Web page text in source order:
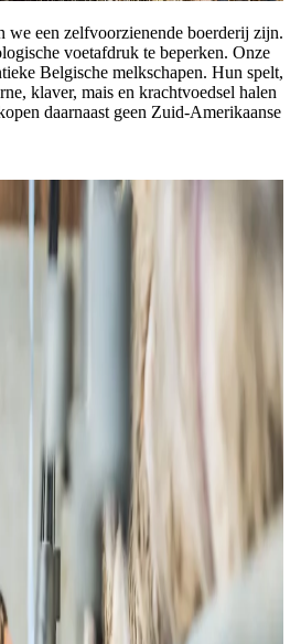
een zelfvoorzienende boerderij zijn.
voetafdruk te beperken. Onze
Belgische melkschapen. Hun spelt,
klaver, mais en krachtvoedsel halen
daarnaast geen Zuid-Amerikaanse